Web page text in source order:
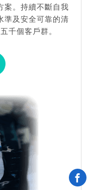
案。持續不斷自我
準及安全可靠的清
千個客戶群。